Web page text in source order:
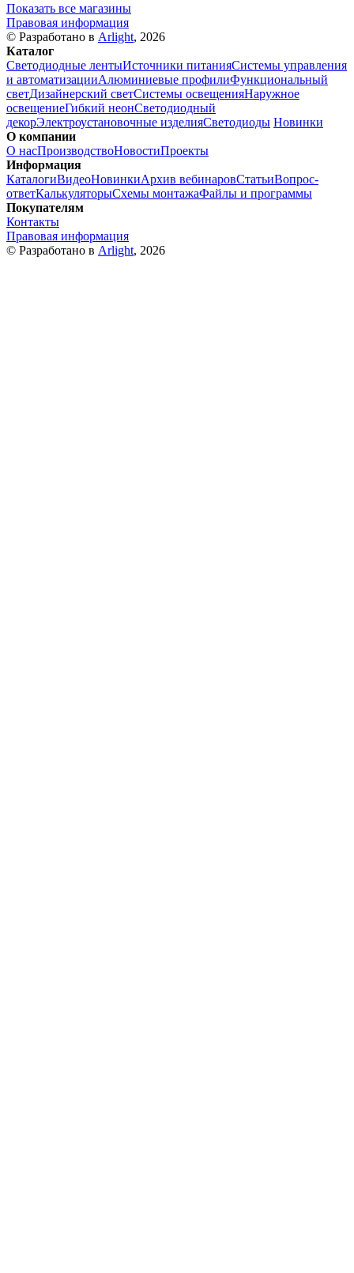
Показать все магазины
Правовая информация
© Разработано в Arlight, 2026
Каталог
Светодиодные лентыИсточники питанияСистемы управления
и автоматизацииАлюминиевые профилиФункциональный
светДизайнерский светСистемы освещенияНаружное
освещениеГибкий неонСветодиодный
декорЭлектроустановочные изделияСветодиоды Новинки
О компании
О насПроизводствоНовостиПроекты
Информация
КаталогиВидеоНовинкиАрхив вебинаровСтатьиВопрос-
ответКалькуляторыСхемы монтажаФайлы и программы
Покупателям
Контакты
Правовая информация
© Разработано в Arlight, 2026